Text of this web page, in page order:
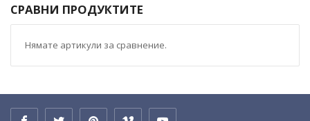
СРАВНИ ПРОДУКТИТЕ
Нямате артикули за сравнение.